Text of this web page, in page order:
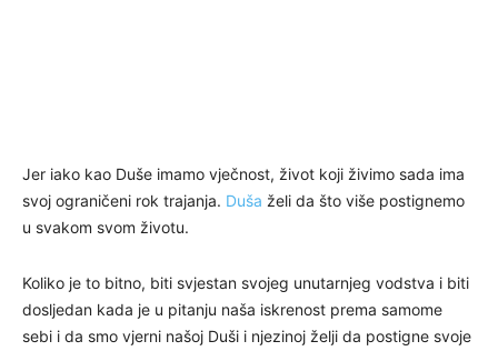
Jer iako kao Duše imamo vječnost, život koji živimo sada ima
svoj ograničeni rok trajanja. Duša želi da što više postignemo
u svakom svom životu.
Koliko je to bitno, biti svjestan svojeg unutarnjeg vodstva i biti
dosljedan kada je u pitanju naša iskrenost prema samome
sebi i da smo vjerni našoj Duši i njezinoj želji da postigne svoje